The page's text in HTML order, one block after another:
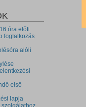
óra előtt
foglalkozás
alóli
első
lapja
szolgálathoz